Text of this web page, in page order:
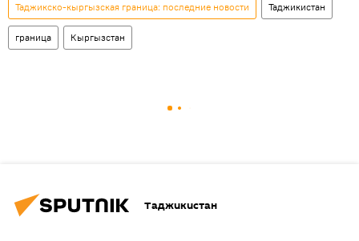
Таджикско-кыргызская граница: последние новости Таджикистан
граница Кыргызстан
Таджикистан